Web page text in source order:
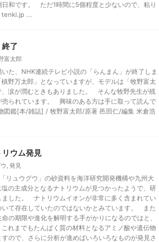
和です。 ただ1時間に5個程度と少ないので、粘り
tenki.jp ...
了
富太郎
た、NHK連続テレビ小説の「らんまん」が終了しま
野万太郎」となっていますが、モデルは「牧野富太
涙が潤むときもありました。 そんな牧野先生が残
売られています。 興味のある方は手に取って読んで
図鑑[本/雑誌] / 牧野富太郎/原著 邑田仁/編集 米倉浩
ウム発見
, 発見
リュウグウ」の砂資料を海洋研究開発機構や九州大
の主成分となるナトリウムが見つかったようで、研
ました。 ナトリウムイオンが非常に多く含まれてい
て存在していたのではないかとみています。 また
の期限や進化を解明する手がかりになるのではと、
れまでもたんぱく質の材料となるアミノ酸や遺伝物
ので、さらに分析が進めばいろいろなものが発見さ